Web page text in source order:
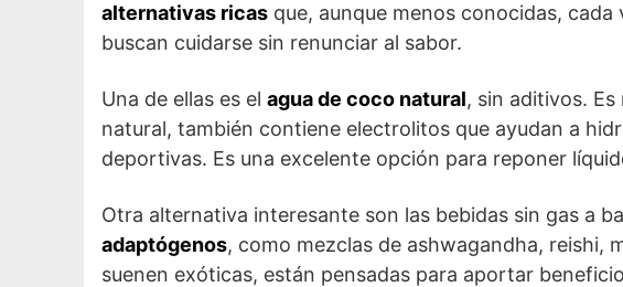
alternativas ricas que, aunque menos conocidas,
buscan cuidarse sin renunciar al sabor.
Una de ellas es el agua de coco natural, sin aditivos.
natural, también contiene electrolitos que ayudan a
deportivas. Es una excelente opción para reponer
Otra alternativa interesante son las bebidas sin gas a
adaptógenos, como mezclas de ashwagandha, reishi,
suenen exóticas, están pensadas para aportar